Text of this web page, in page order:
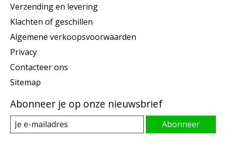
Verzending en levering
Klachten of geschillen
Algemene verkoopsvoorwaarden
Privacy
Contacteer ons
Sitemap
Abonneer je op onze nieuwsbrief
Abonneer